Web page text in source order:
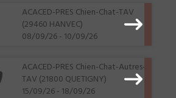
ACACED-PRES Chien-Chat-TAV
(29460 HANVEC)
08/09/26 - 10/09/26
ACACED-PRES Chien-Chat-Autres-
TAV (21800 QUETIGNY)
15/09/26 - 18/09/26